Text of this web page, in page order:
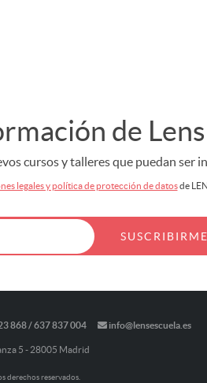
de Lens
cursos y talleres que puedan ser
legales y política de protección de datosde
868 / 637 837 004 info@lensescuela.es
5 - 28005 Madrid
derechos reservados.